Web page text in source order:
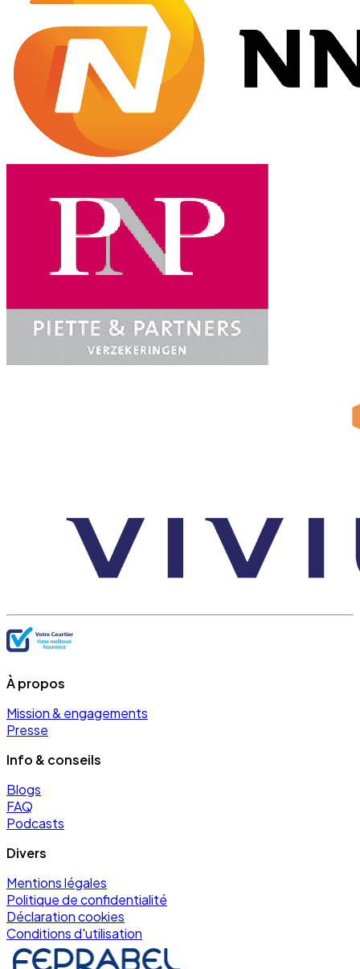
À propos
Mission & engagements
Presse
Info & conseils
Blogs
FAQ
Podcasts
Divers
Mentions légales
Politique de confidentialité
Déclaration cookies
Conditions d'utilisation